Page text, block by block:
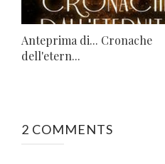
Anteprima di... Cronache
dell'etern...
2 COMMENTS